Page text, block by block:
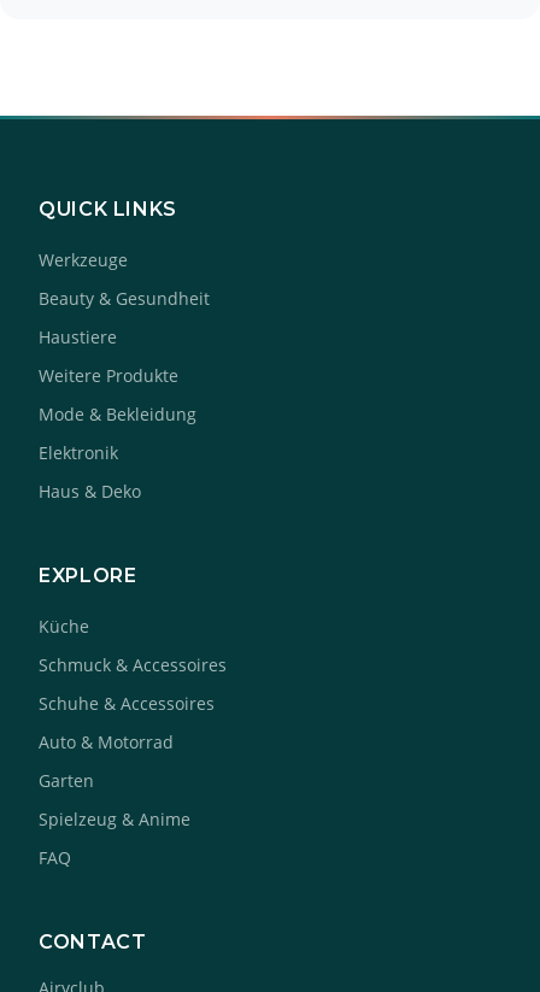
QUICK LINKS
Werkzeuge
Beauty & Gesundheit
Haustiere
Weitere Produkte
Mode & Bekleidung
Elektronik
Haus & Deko
EXPLORE
Küche
Schmuck & Accessoires
Schuhe & Accessoires
Auto & Motorrad
Garten
Spielzeug & Anime
FAQ
CONTACT